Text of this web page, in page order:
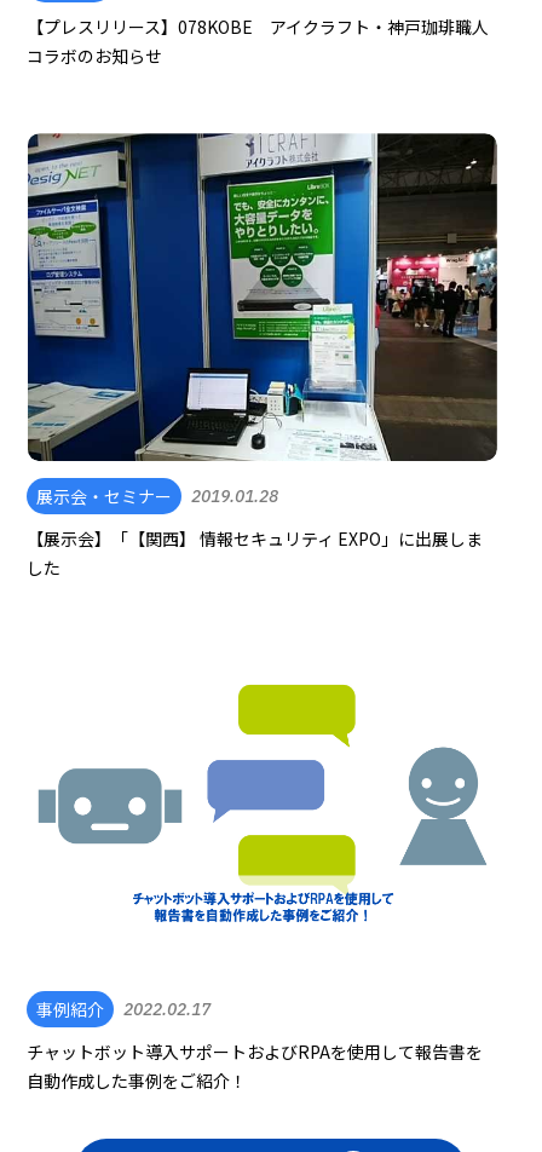
【プレスリリース】078KOBE アイクラフト・神戸珈琲職人
コラボのお知らせ
展示会・セミナー 2019.01.28
【展示会】「【関西】 情報セキュリティ EXPO」に出展しま
した
事例紹介 2022.02.17
チャットボット導入サポートおよびRPAを使用して報告書を
自動作成した事例をご紹介！